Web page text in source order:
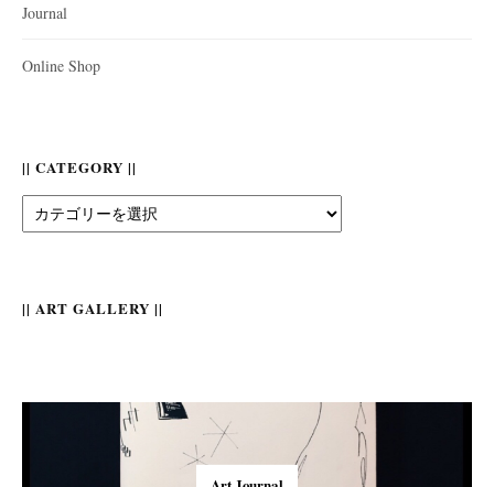
Journal
Online Shop
|| CATEGORY ||
Category
|| ART GALLERY ||